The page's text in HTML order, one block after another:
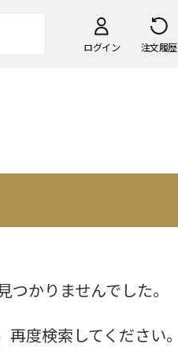
ログイン 注文履歴
かりませんでした。
再度検索してください。